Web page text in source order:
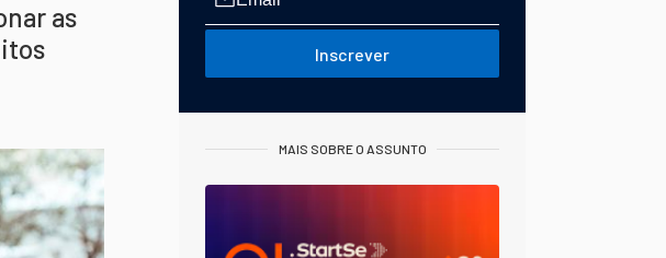
as
Inscrever
MAIS SOBRE O ASSUNTO